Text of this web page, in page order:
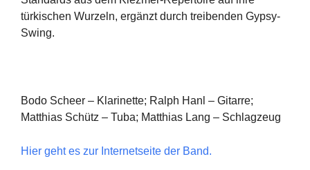
türkischen Wurzeln, ergänzt durch treibenden Gypsy-
Swing.
Bodo Scheer – Klarinette; Ralph Hanl – Gitarre;
Matthias Schütz – Tuba; Matthias Lang – Schlagzeug
Hier geht es zur Internetseite der Band.